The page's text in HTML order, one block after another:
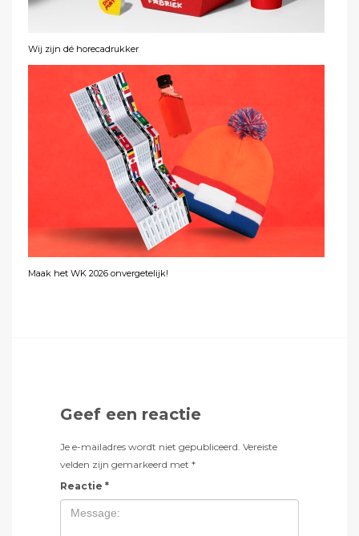
Wij zijn dé horecadrukker
Maak het WK 2026 onvergetelijk!
Geef een reactie
Je e-mailadres wordt niet gepubliceerd. Vereiste
velden zijn gemarkeerd met *
Reactie *